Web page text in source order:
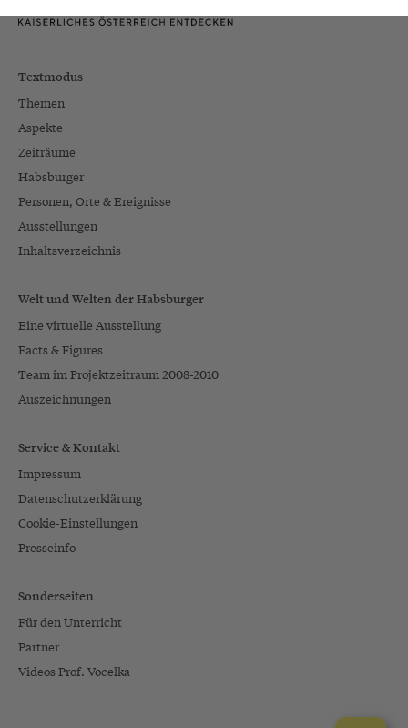
Textmodus
Themen
Aspekte
Zeiträume
Habsburger
Personen, Orte & Ereignisse
Ausstellungen
Inhaltsverzeichnis
Welt und Welten der Habsburger
Eine virtuelle Ausstellung
Facts & Figures
Team im Projektzeitraum 2008-2010
Auszeichnungen
Service & Kontakt
Impressum
Datenschutzerklärung
Cookie-Einstellungen
Presseinfo
Sonderseiten
Für den Unterricht
Partner
Videos Prof. Vocelka